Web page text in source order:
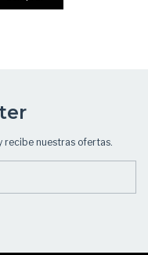
recibe nuestras ofertas.